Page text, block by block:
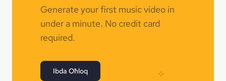
✧
Generate your first music video in
under a minute. No credit card
required.
Ibda Oħloq